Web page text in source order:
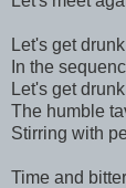
Let's get
In the
Let's get
The humble
Stirring with
Time and